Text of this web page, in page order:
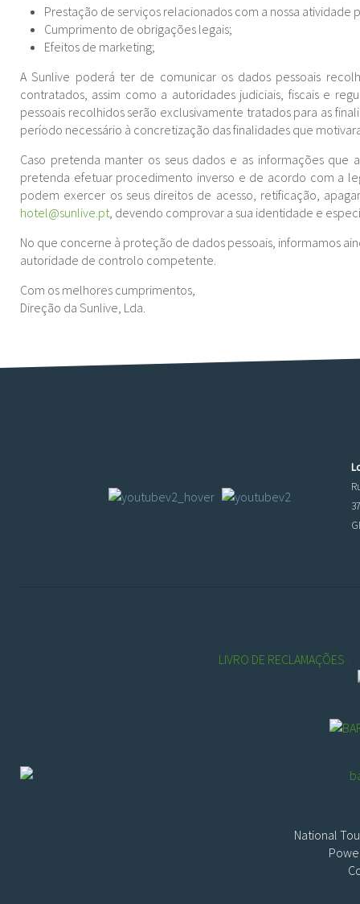
Prestação de serviços relacionados com a nossa atividade
Cumprimento de obrigações legais;
Efeitos de marketing;
A Sunlive poderá ter de comunicar os dados pessoais
contratados, assim como a autoridades judiciais, fiscais e
pessoais recolhidos serão exclusivamente tratados para as
período necessário à concretização das finalidades que
Caso pretenda manter os seus dados e as informações
pretenda efetuar procedimento inverso e de acordo com a
podem exercer os seus direitos de acesso, retificação,
hotel@sunlive.pt, devendo comprovar a sua identidade e
No que concerne à proteção de dados pessoais, informamos
autoridade de controlo competente.
Com os melhores cumprimentos,
Direção da Sunlive, Lda.
LIVRO DE RECLAMAÇÕES
National